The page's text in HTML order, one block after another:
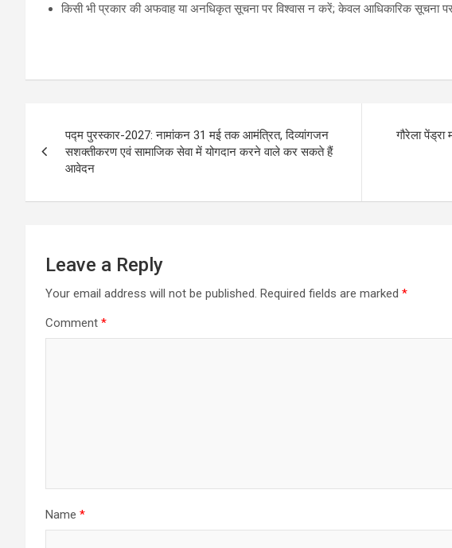
किसी भी प्रकार की अफवाह या अनधिकृत सूचना पर विश्वास न करें; केवल आधिकारिक सूचना
navigation
पद्म पुरस्कार-2027: नामांकन 31 मई तक आमंत्रित, दिव्यांगजन
सशक्तीकरण एवं सामाजिक सेवा में योगदान करने वाले कर सकते हैं
आवेदन
गौरेला
Leave a Reply
Your email address will not be published. Required fields are marked *
Comment *
Name *